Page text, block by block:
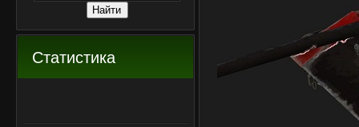
Статистика